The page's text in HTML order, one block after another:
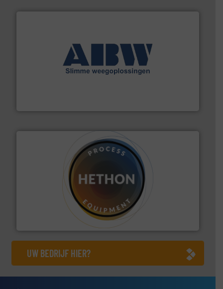
geautomatiseerde weegoplossingen.Meer info ➜
HETHON is wereldwijd specialist in poeder- en
vloeistofdosering, met name bij lastig te verwerken
Meer info ➜
UW BEDRIJF HIER?